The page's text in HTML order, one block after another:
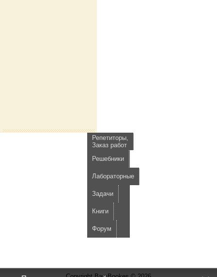
Репетиторы,
Заказ работ
Решебники
Лабораторные
Задачи
Книги
Форум